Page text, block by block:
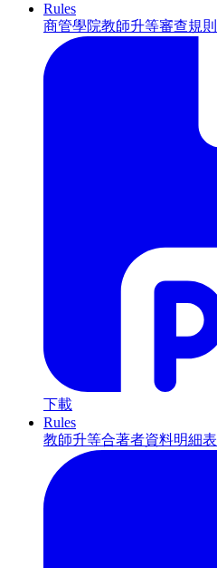
Rules
商管學院教師升等審查規則
下載
Rules
教師升等合著者資料明細表